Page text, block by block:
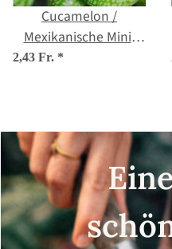
Cucamelon /
Mexikanische Mini-
Gurke (Melothria
2,43 Fr. *